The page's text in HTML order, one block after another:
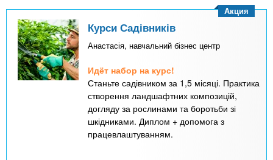
Курси Садівників
Анастасія, навчальний бізнес центр
Идёт набор на курс!
Станьте садівником за 1,5 місяці. Практика
створення ландшафтних композицій,
догляду за рослинами та боротьби зі
шкідниками. Диплом + допомога з
працевлаштуванням.
Акция